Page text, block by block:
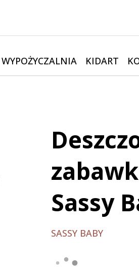
WYPOŻYCZALNIA KIDART
Sassy
SASSY BABY